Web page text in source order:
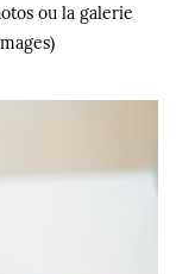
ou la galerie